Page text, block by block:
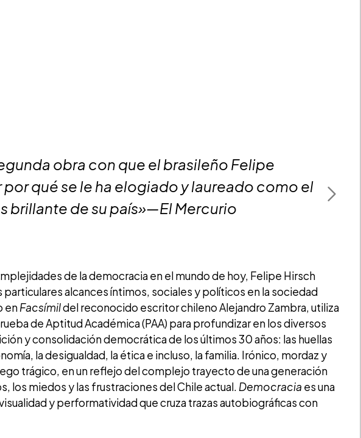
obra con que el brasileño Felipe
por qué se le ha elogiado y laureado como el
brillante de su país»—El Mercurio
Next
de la democracia en el mundo de hoy, Felipe Hirsch
alcances íntimos, sociales y políticos en la sociedad
enFacsímildel reconocido escritor chileno Alejandro Zambra, utiliza
de Aptitud Académica (PAA) para profundizar en los diversos
y consolidación democrática de los últimos 30 años: las huellas
la desigualdad, la ética e incluso, la familia. Irónico, mordaz y
trágico, en un reflejo del complejo trayecto de una generación
los miedos y las frustraciones del Chile actual. Democracia es una
y performatividad que cruza trazas autobiográficas con